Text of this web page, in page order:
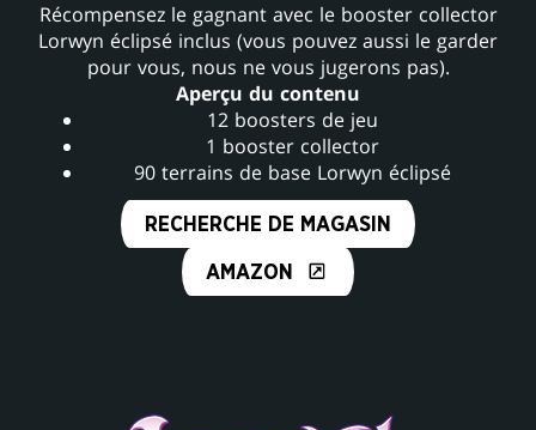
Récompensez le gagnant avec le booster collector
Lorwyn éclipsé inclus (vous pouvez aussi le garder
pour vous, nous ne vous jugerons pas).
Aperçu du contenu
12 boosters de jeu
1 booster collector
90 terrains de base Lorwyn éclipsé
RECHERCHE DE MAGASIN
AMAZON